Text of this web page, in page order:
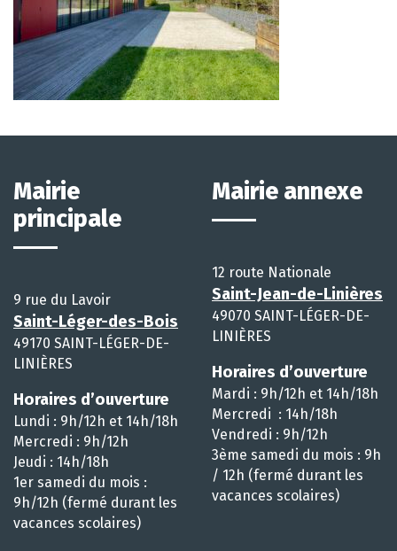
Mairie
principale
9 rue du Lavoir
Saint-Léger-des-Bois
49170 SAINT-LÉGER-DE-
LINIÈRES
Horaires d’ouverture
Lundi : 9h/12h et 14h/18h
Mercredi : 9h/12h
Jeudi : 14h/18h
1er samedi du mois :
9h/12h (fermé durant les
vacances scolaires)
Mairie annexe
12 route Nationale
Saint-Jean-de-Linières
49070 SAINT-LÉGER-DE-
LINIÈRES
Horaires d’ouverture
Mardi : 9h/12h et 14h/18h
Mercredi : 14h/18h
Vendredi : 9h/12h
3ème samedi du mois : 9h
/ 12h (fermé durant les
vacances scolaires)